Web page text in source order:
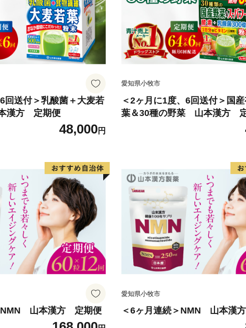
回送付＞乳酸菌＋大麦若
漢方 定期便
48,000円
愛知県小牧市
＜2ヶ月に1度、6回送付＞国
葉＆30種の野菜 山本漢方
NMN 山本漢方 定期便
愛知県小牧市
＜6ヶ月連続＞NMN 山本漢